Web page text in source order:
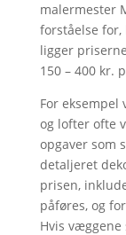
malermester
forståelse
ligger
150 – 400 kr.
For
og lofter ofte
opgaver som
detaljeret
prisen,
påføres, og
Hvis